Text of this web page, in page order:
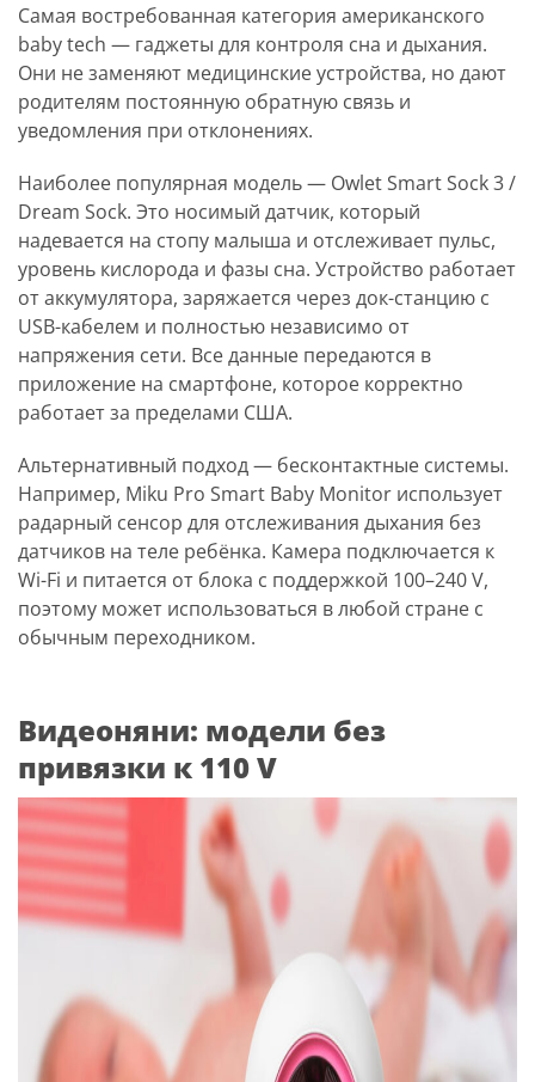
Самая востребованная категория американского
baby tech — гаджеты для контроля сна и дыхания.
Они не заменяют медицинские устройства, но дают
родителям постоянную обратную связь и
уведомления при отклонениях.
Наиболее популярная модель — Owlet Smart Sock 3 /
Dream Sock. Это носимый датчик, который
надевается на стопу малыша и отслеживает пульс,
уровень кислорода и фазы сна. Устройство работает
от аккумулятора, заряжается через док-станцию с
USB-кабелем и полностью независимо от
напряжения сети. Все данные передаются в
приложение на смартфоне, которое корректно
работает за пределами США.
Альтернативный подход — бесконтактные системы.
Например, Miku Pro Smart Baby Monitor использует
радарный сенсор для отслеживания дыхания без
датчиков на теле ребёнка. Камера подключается к
Wi-Fi и питается от блока с поддержкой 100–240 V,
поэтому может использоваться в любой стране с
обычным переходником.
Видеоняни: модели без
привязки к 110 V